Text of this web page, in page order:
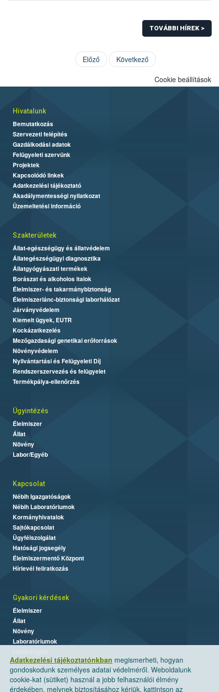
TOVÁBBI HÍREK >
Előző Következő
Adatkezelési tájékoztatónkban megismerheti, hogyan
gondoskodunk személyes adatai védelméről. Weboldalunk
cookie-kat (sütiket) használ a jobb felhasználói élmény
érdekében, melynek biztosításához kérjük, kattintson az
Cookie beállítások
Hivatalunk
Bemutatkozás
Szervezeti felépítés
Gazdálkodási adatok
Felügyeleti szervünk
Projektek
Kapcsolódó linkek
Adatkezelési tájékoztató
Akadálymentességi nyilatkozat
Üzemeltetési információ
Szakterületek
Állat-egészségügy és állatvédelem
Állategészségügyi diagnosztika
Állatgyógyászati termékek
Borászat és alkoholos italok
Élelmiszer- és takarmánybiztonság
Élelmiszerlánc-biztonsági laborhálózat
Járványvédelem
Kiemelt ügyek, EUTR
Kockázatkezelés
Mezőgazdasági genetikai erőforrások
Növényvédelem
Nyilvántartási és Felügyeleti Díj
Rendszerszervezés és felügyelet
Termékpálya-ellenőrzés
Ügyintézés
Élelmiszer
Állat
Növény
Labor/Egyéb
Kapcsolat
Nébih Igazgatóságok
Nébih Laboratóriumok
Kormányhivatalok
Sajtókapcsolat
Ügyfélszolgálat
Hatósági jogsegély
Élelmiszermentő Központ
Hírlevél feliratkozás
Gyakori kérdések
Élelmiszer
Állat
Növény
Laboratóriumok